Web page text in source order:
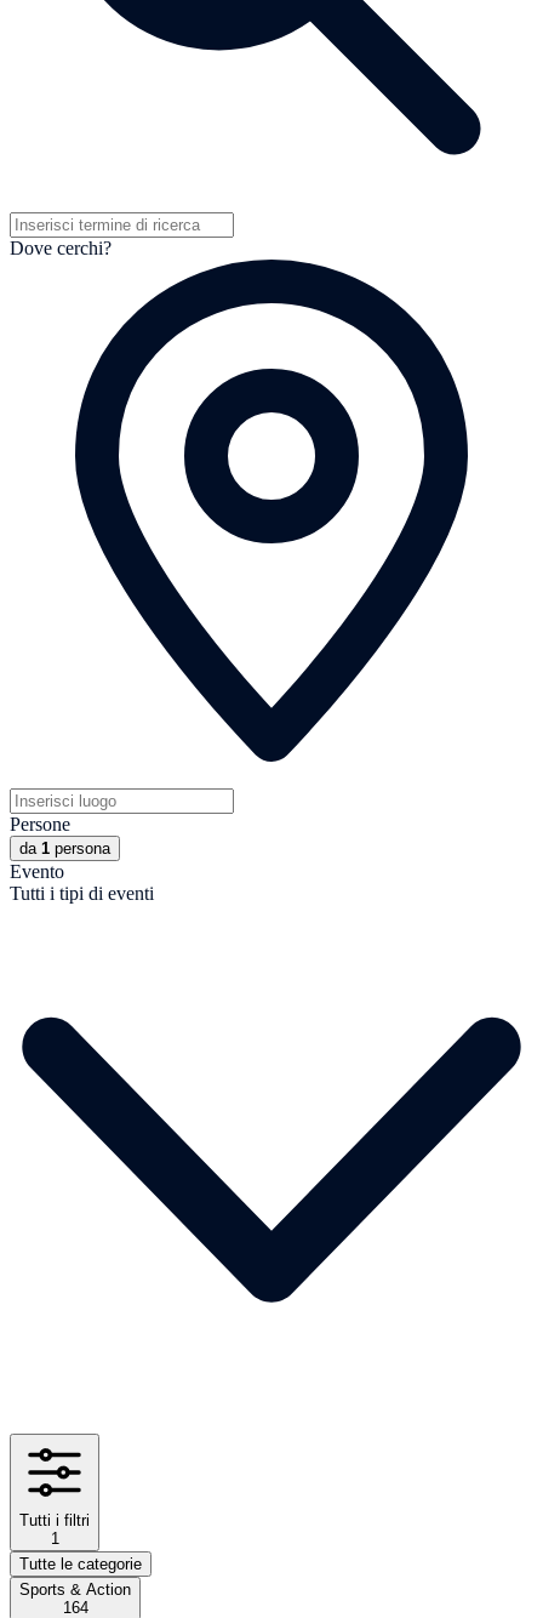
Dove cerchi?
Persone
da 1 persona
Evento
Tutti i tipi di eventi
Tutti i filtri
1
Tutte le categorie
Sports & Action
164